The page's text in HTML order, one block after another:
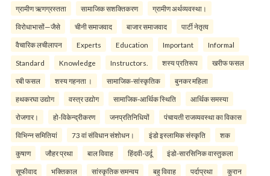
ग्रामीण ऋणग्रस्तता सामाजिक सशक्तिकरण ग्रामीण अर्थव्यवस्था।
विरोधाभासों—जैसे चीनी समाजवाद बाजार समाजवाद पार्टी नेतृत्व
वैचारिक लचीलापन Experts Education Important Informal
Standard Knowledge Instructors. शस्य प्रतिरूप खरीफ फसल
रबी फसल शस्य गहनता । सामाजिक-सांस्कृतिक बुनकर महिला
हथकरघा उद्योग वस्त्र उद्योग सामाजिक-आर्थिक स्थिति आर्थिक समस्या
रोजगार। हो-विकेन्द्रीकरण जनप्रतिनिधियों पंचायती राजव्यवस्था का विकास
विभिन्न समितियां 73 वां संविधान संशोधन। इंडो इस्लामिक संस्कृति शक
कुषाण जौहर प्रथा बाल विवाह हिंदवी-उर्दू इंडो-सारसिनिक वास्तुकला
सूफीवाद भक्तिकाल सांस्कृतिक समन्वय बहु विवाह पर्दाप्रथा कुरान